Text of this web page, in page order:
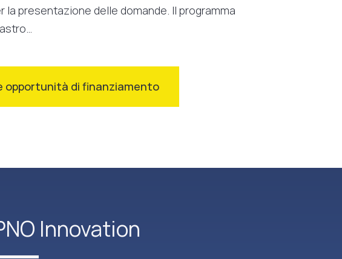
la presentazione delle domande. Il programma
opportunità di finanziamento
Innovation